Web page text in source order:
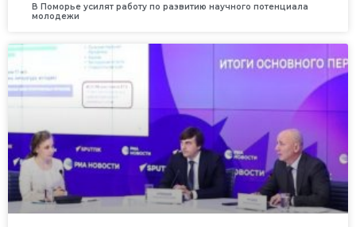
В Поморье усилят работу по развитию научного потенциала
молодежи